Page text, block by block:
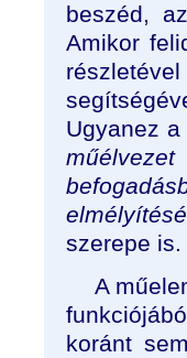
beszéd,
Amikor
Ugyanez
szerepe is.
A
koránt